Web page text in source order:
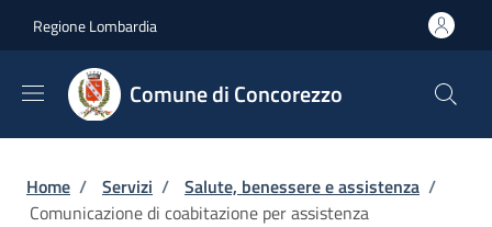
Regione Lombardia
Comune di Concorezzo
Briciole di pane
Home / Servizi / Salute, benessere e assistenza /
Comunicazione di coabitazione per assistenza